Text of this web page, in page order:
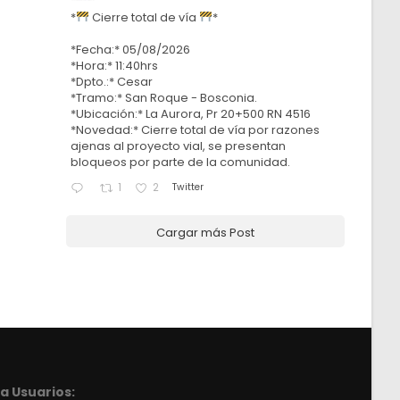
* Cierre total de vía
*
*Fecha:* 05/08/2026
*Hora:* 11:40hrs
*Dpto.:* Cesar
*Tramo:* San Roque - Bosconia.
*Ubicación:* La Aurora, Pr 20+500 RN 4516
*Novedad:* Cierre total de vía por razones
ajenas al proyecto vial, se presentan
bloqueos por parte de la comunidad.
1 2 Twitter
Cargar más Post
Usuarios: